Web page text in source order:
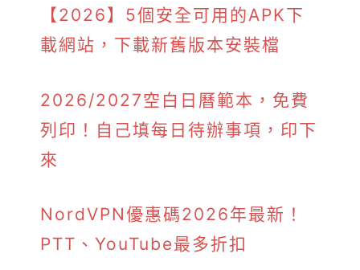
【2026】5個安全可用的APK下
載網站，下載新舊版本安裝檔
2026/2027空白日曆範本，免費
列印！自己填每日待辦事項，印下
來
NordVPN優惠碼2026年最新！
PTT、YouTube最多折扣